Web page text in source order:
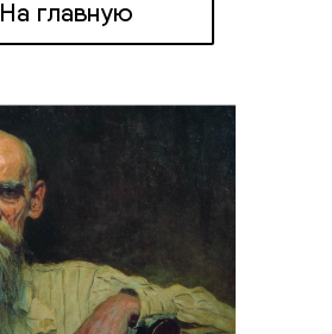
На главную